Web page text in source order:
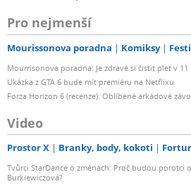
Pro nejmenší
Mourissonova poradna Komiksy
Mourrisonova poradna: Je zdravé si čistit pleť v 11
Ukázka z GTA 6 bude mít premiéru na Netflixu
Forza Horizon 6 (recenze): Oblíbené arkádové
Video
Prostor X Branky, body, kokoti
Tvůrci StarDance o změnách: Proč budou porotci
Burkiewiczová?